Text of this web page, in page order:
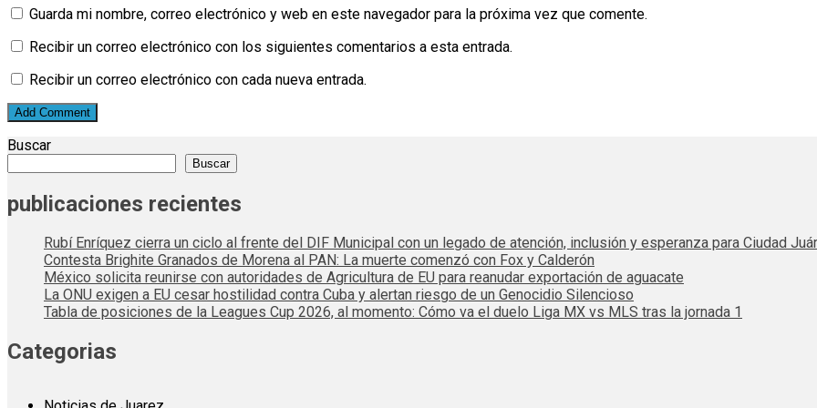
Guarda mi nombre, correo electrónico y web en este navegador para la próxima vez que comente.
Recibir un correo electrónico con los siguientes comentarios a esta entrada.
Recibir un correo electrónico con cada nueva entrada.
Buscar
Buscar
publicaciones recientes
Rubí Enríquez cierra un ciclo al frente del DIF Municipal con un legado de atención, inclusión y esperanza para Ciudad
Contesta Brighite Granados de Morena al PAN: La muerte comenzó con Fox y Calderón
México solicita reunirse con autoridades de Agricultura de EU para reanudar exportación de aguacate
La ONU exigen a EU cesar hostilidad contra Cuba y alertan riesgo de un Genocidio Silencioso
Tabla de posiciones de la Leagues Cup 2026, al momento: Cómo va el duelo Liga MX vs MLS tras la jornada 1
Categorias